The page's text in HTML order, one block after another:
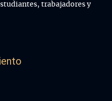
trabajadores y